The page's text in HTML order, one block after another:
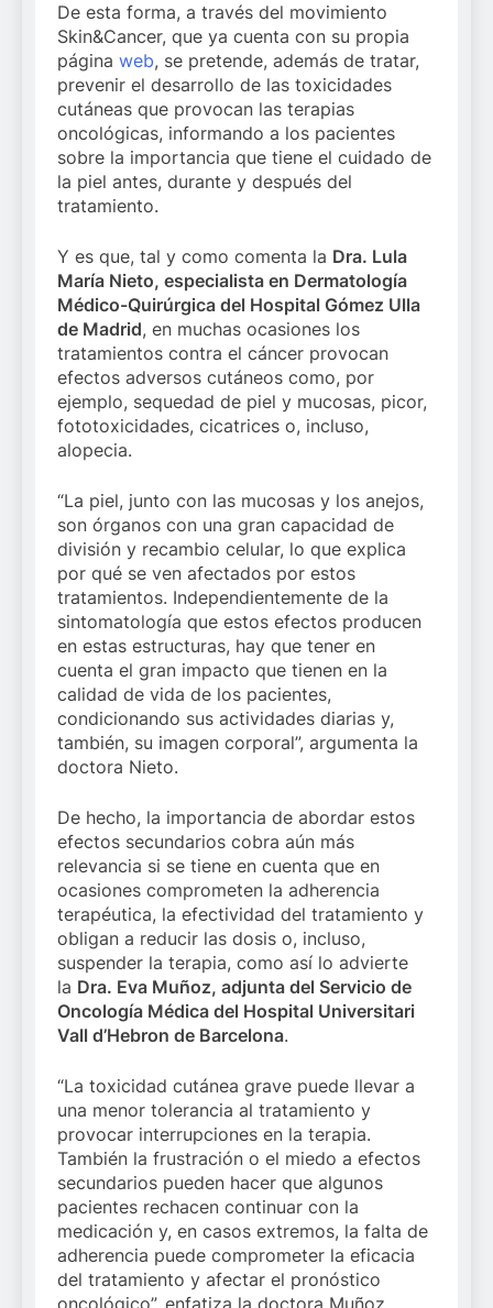
De esta forma, a través del movimiento
Skin&Cancer, que ya cuenta con su propia
página web, se pretende, además de tratar,
prevenir el desarrollo de las toxicidades
cutáneas que provocan las terapias
oncológicas, informando a los pacientes
sobre la importancia que tiene el cuidado de
la piel antes, durante y después del
tratamiento.
Y es que, tal y como comenta la Dra. Lula
María Nieto, especialista en Dermatología
Médico-Quirúrgica del Hospital Gómez Ulla
de Madrid, en muchas ocasiones los
tratamientos contra el cáncer provocan
efectos adversos cutáneos como, por
ejemplo, sequedad de piel y mucosas, picor,
fototoxicidades, cicatrices o, incluso,
alopecia.
“La piel, junto con las mucosas y los anejos,
son órganos con una gran capacidad de
división y recambio celular, lo que explica
por qué se ven afectados por estos
tratamientos. Independientemente de la
sintomatología que estos efectos producen
en estas estructuras, hay que tener en
cuenta el gran impacto que tienen en la
calidad de vida de los pacientes,
condicionando sus actividades diarias y,
también, su imagen corporal”, argumenta la
doctora Nieto.
De hecho, la importancia de abordar estos
efectos secundarios cobra aún más
relevancia si se tiene en cuenta que en
ocasiones comprometen la adherencia
terapéutica, la efectividad del tratamiento y
obligan a reducir las dosis o, incluso,
suspender la terapia, como así lo advierte
la Dra. Eva Muñoz, adjunta del Servicio de
Oncología Médica del Hospital Universitari
Vall d’Hebron de Barcelona.
“La toxicidad cutánea grave puede llevar a
una menor tolerancia al tratamiento y
provocar interrupciones en la terapia.
También la frustración o el miedo a efectos
secundarios pueden hacer que algunos
pacientes rechacen continuar con la
medicación y, en casos extremos, la falta de
adherencia puede comprometer la eficacia
del tratamiento y afectar el pronóstico